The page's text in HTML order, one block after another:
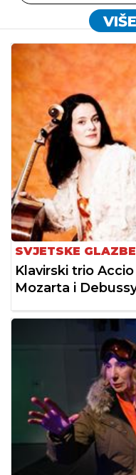
SVJETSKE
Klavirski trio
Mozarta i